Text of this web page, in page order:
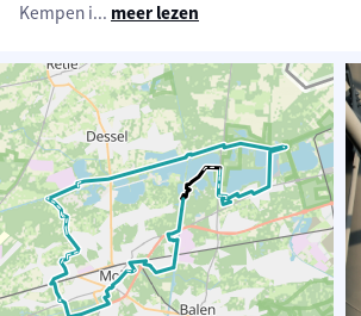
Kempen i... meer lezen